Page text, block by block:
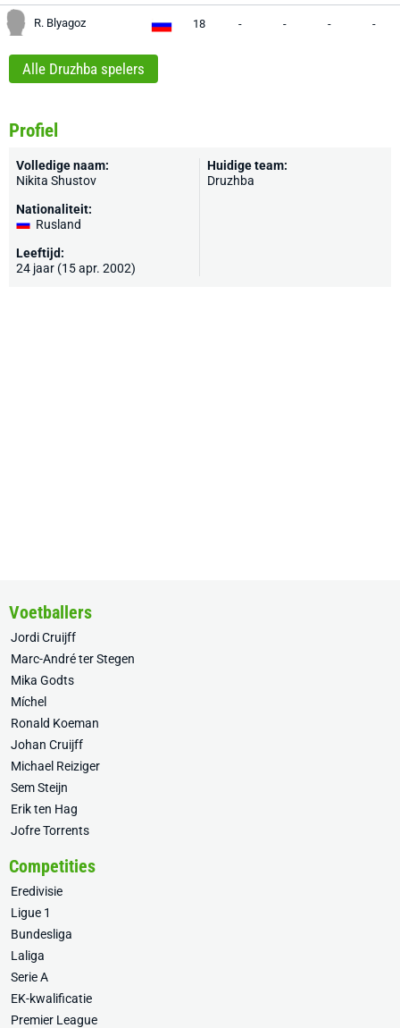
R. Blyagoz 18 - - - -
Alle Druzhba spelers
Profiel
Volledige naam:
Nikita Shustov
Nationaliteit:
Rusland
Leeftijd:
24 jaar (15 apr. 2002)
Huidige team:
Druzhba
Voetballers
Jordi Cruijff
Marc-André ter Stegen
Mika Godts
Míchel
Ronald Koeman
Johan Cruijff
Michael Reiziger
Sem Steijn
Erik ten Hag
Jofre Torrents
Competities
Eredivisie
Ligue 1
Bundesliga
Laliga
Serie A
EK-kwalificatie
Premier League